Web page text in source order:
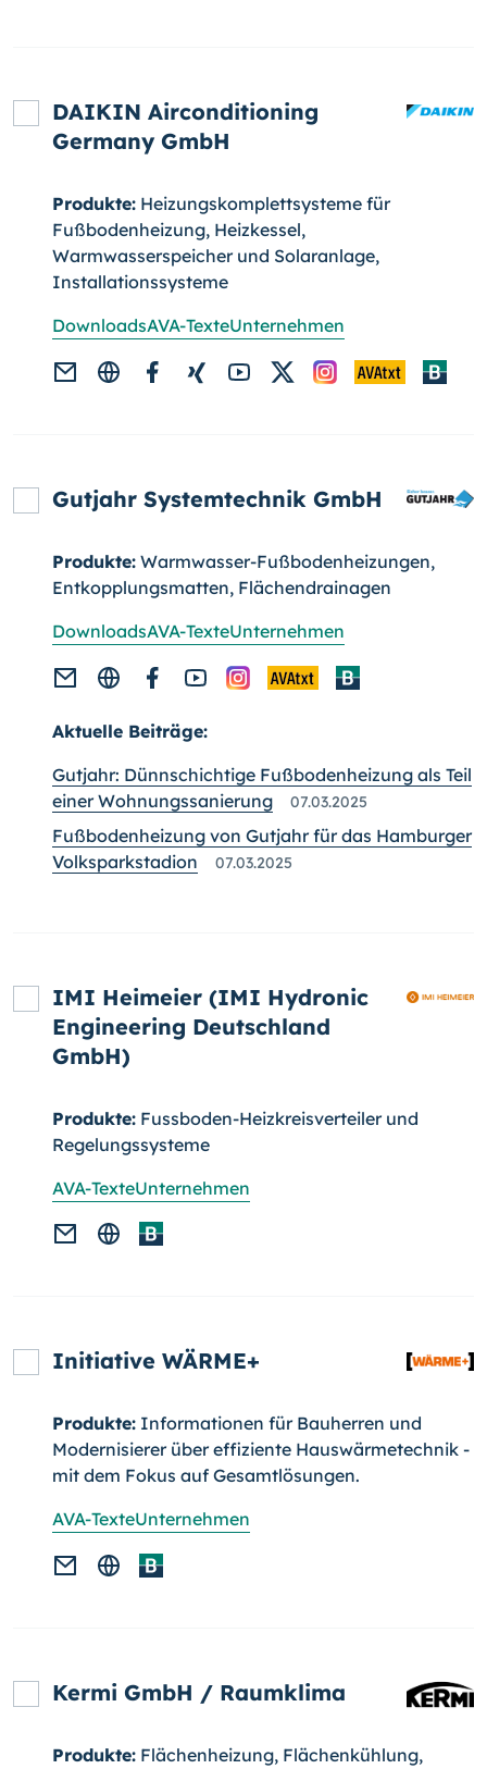
DAIKIN Airconditioning
Germany GmbH
Produkte: Heizungskomplettsysteme für
Fußbodenheizung, Heizkessel,
Warmwasserspeicher und Solaranlage,
Installationssysteme
DownloadsAVA-TexteUnternehmen
Gutjahr Systemtechnik GmbH
Produkte: Warmwasser-Fußbodenheizungen,
Entkopplungsmatten, Flächendrainagen
DownloadsAVA-TexteUnternehmen
Aktuelle Beiträge:
Gutjahr: Dünnschichtige Fußbodenheizung als Teil
einer Wohnungssanierung
07.03.2025
Fußbodenheizung von Gutjahr für das Hamburger
Volksparkstadion
07.03.2025
IMI Heimeier (IMI Hydronic
Engineering Deutschland
GmbH)
Produkte: Fussboden-Heizkreisverteiler und
Regelungssysteme
AVA-TexteUnternehmen
Initiative WÄRME+
Produkte: Informationen für Bauherren und
Modernisierer über effi­zien­te Hauswärmetechnik -
mit dem Fokus auf Gesamtlö­sun­gen.
AVA-TexteUnternehmen
Kermi GmbH / Raumklima
Produkte: Flächenheizung, Flächenkühlung,